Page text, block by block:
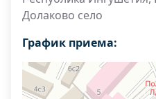
Долаково село
График приема: